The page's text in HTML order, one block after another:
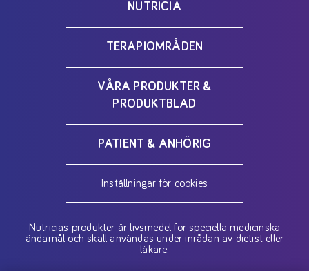
NUTRICIA
TERAPIOMRÅDEN
VÅRA PRODUKTER &
PRODUKTBLAD
PATIENT & ANHÖRIG
Inställningar för cookies
Nutricias produkter är livsmedel för speciella medicinska
ändamål och skall användas under inrådan av dietist eller
läkare.